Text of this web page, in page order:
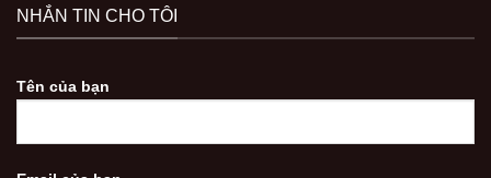
NHẮN TIN CHO TÔI
Tên của bạn